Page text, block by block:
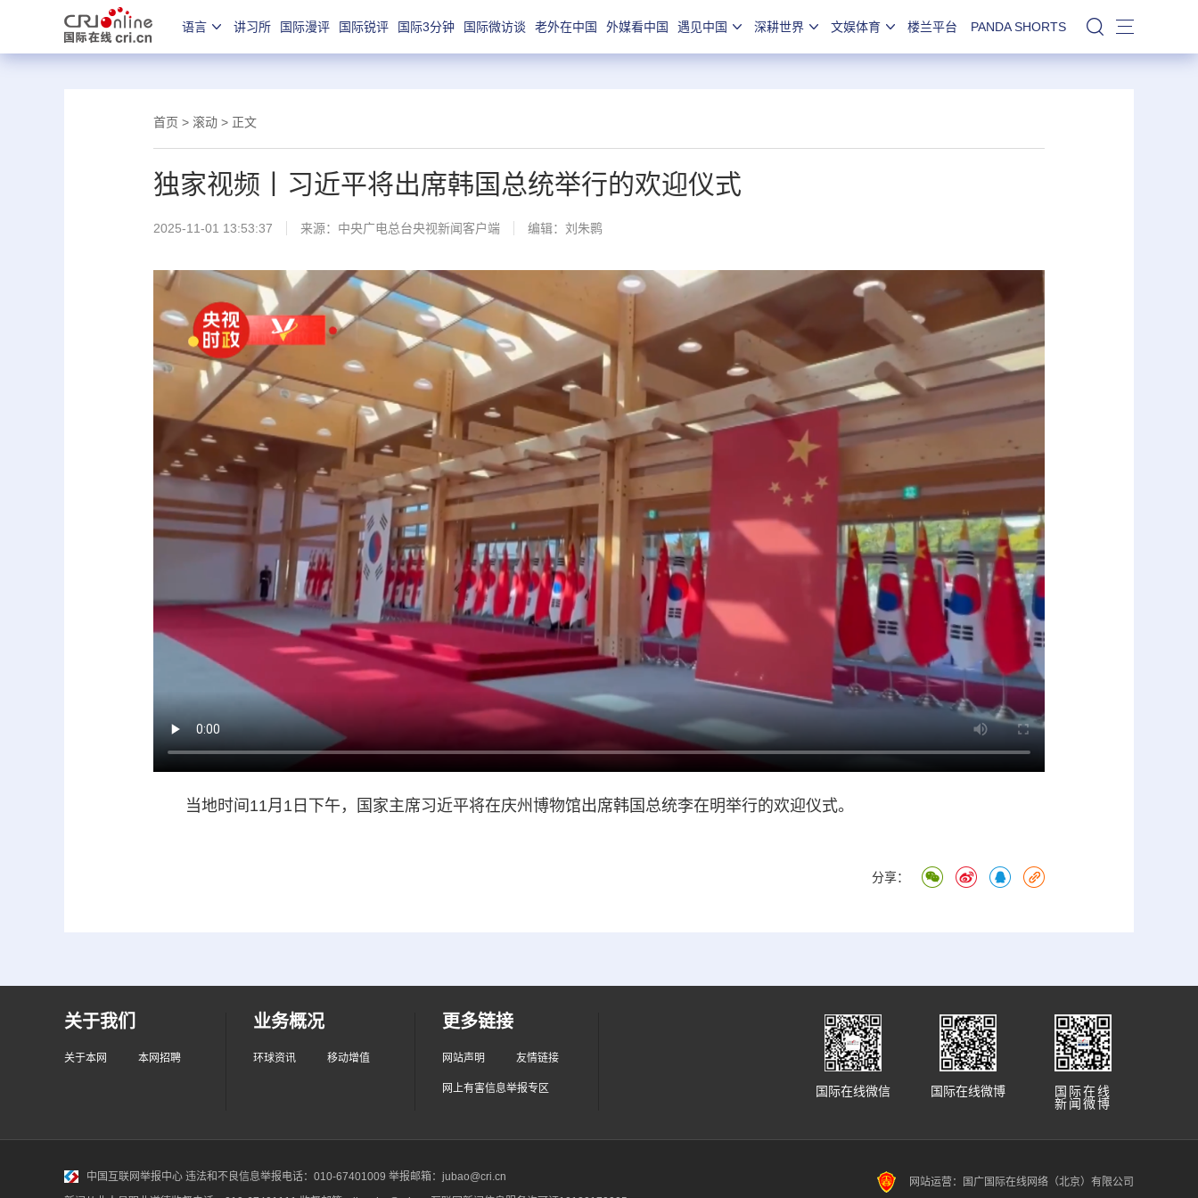
语言 讲习所 国际漫评 国际锐评 国际3分钟 国际微访谈 老外在中国 外媒看中国 遇见中国 深耕世界 文娱体育 楼兰平台 PANDA SHORTS 站内搜索
首页 > 滚动 > 正文
独家视频丨习近平将出席韩国总统举行的欢迎仪式
2025-11-01 13:53:37 来源： 中央广电总台央视新闻客户端 编辑：刘朱鹮
当地时间11月1日下午，国家主席习近平将在庆州博物馆出席韩国总统李在明举行的欢迎仪式。
分享：
关于我们
关于本网 本网招聘
业务概况
环球资讯 移动增值
更多链接
网站声明 友情链接
网上有害信息举报专区
国际在线
新闻微博
国际在线微博
国际在线微信
中国互联网举报中心 违法和不良信息举报电话：010-67401009 举报邮箱：jubao@cri.cn
网站运营：国广国际在线网络（北京）有限公司